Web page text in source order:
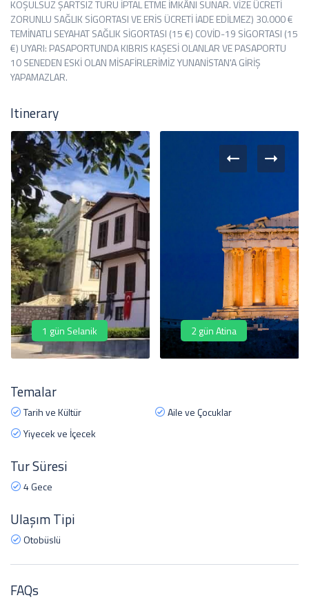
KOŞULSUZ ŞARTSIZ TURU İPTAL ETME İMKÂNI SUNAR. VİZE ÜCRETİ
ZORUNLU SAĞLIK SİGORTASI VE ERİS ÜCRETİ İADE EDİLMEZ) 30.000 €
TEMİNATLI SEYAHAT SAĞLIK SİGORTASI (15 €) COVİD-19 SİGORTASI (15
€) UYARI: PASAPORTUNDA KIBRIS KAŞESİ OLANLAR VE PASAPORTU
10 SENEDEN ESKİ OLAN MİSAFİRLERİMİZ YUNANİSTAN'A GİRİŞ
YAPAMAZLAR.
Itinerary
1 gün Selanik 2 gün Atina
Temalar
Tarih ve Kültür
Aile ve Çocuklar
Yiyecek ve İçecek
Tur Süresi
4 Gece
Ulaşım Tipi
Otobüslü
FAQs